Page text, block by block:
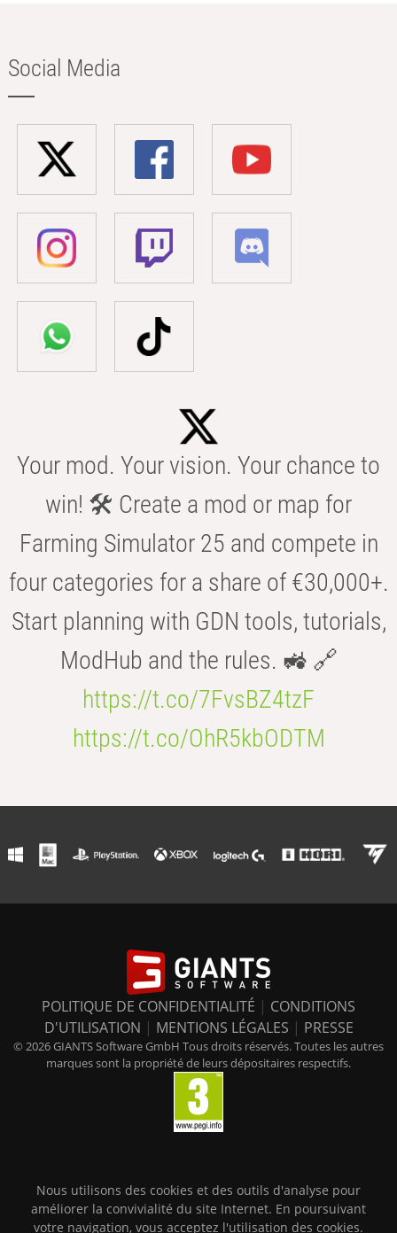
Social Media
Your mod. Your vision. Your chance to
win! 🛠️ Create a mod or map for
Farming Simulator 25 and compete in
four categories for a share of €30,000+.
Start planning with GDN tools, tutorials,
ModHub and the rules. 🚜 🔗
https://t.co/7FvsBZ4tzF
https://t.co/OhR5kbODTM
POLITIQUE DE CONFIDENTIALITÉ | CONDITIONS
D'UTILISATION | MENTIONS LÉGALES | PRESSE
© 2026 GIANTS Software GmbH Tous droits réservés. Toutes les autres
marques sont la propriété de leurs dépositaires respectifs.
Nous utilisons des cookies et des outils d'analyse pour
améliorer la convivialité du site Internet. En poursuivant
votre navigation, vous acceptez l'utilisation des cookies.